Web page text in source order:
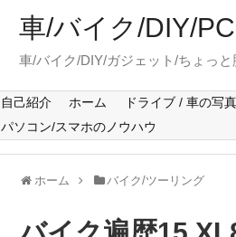
車/バイク/DIY/
車/バイク/DIY/ガジェット/ちょっ
自己紹介 ホーム ドライブ / 車の写真
パソコン/スマホのノウハウ
ホーム バイク/ツーリング